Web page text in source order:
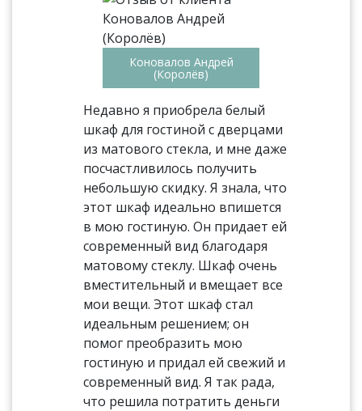
Коновалов Андрей
(Королёв)
Недавно я приобрела белый
шкаф для гостиной с дверцами
из матового стекла, и мне даже
посчастливилось получить
небольшую скидку. Я знала, что
этот шкаф идеально впишется
в мою гостиную. Он придает ей
современный вид благодаря
матовому стеклу. Шкаф очень
вместительный и вмещает все
мои вещи. Этот шкаф стал
идеальным решением; он
помог преобразить мою
гостиную и придал ей свежий и
современный вид. Я так рада,
что решила потратить деньги